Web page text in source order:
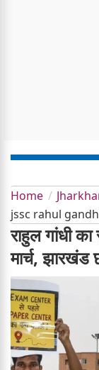
Home
jssc rahul
राहुल गांधी
मार्च, झारखंड